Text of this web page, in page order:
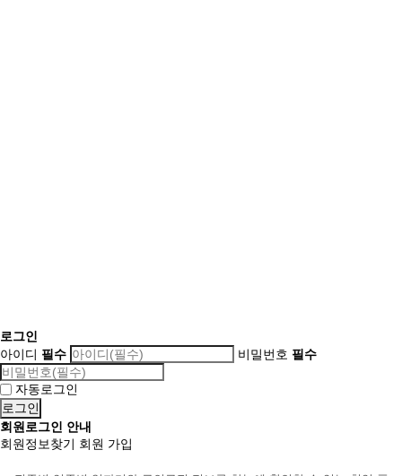
로그인
아이디 필수 비밀번호 필수
자동로그인
회원로그인 안내
회원정보찾기 회원 가입